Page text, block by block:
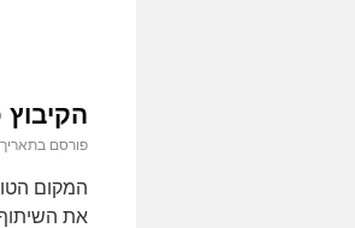
הקיבוץ
פורסם בתאריך
המקום
את